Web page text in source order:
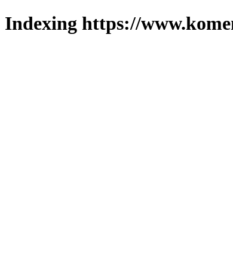
Indexing https://